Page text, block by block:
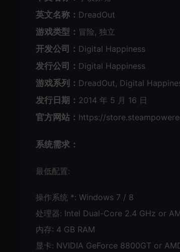
英文名称： DreadOut
游戏类型： 冒险, 独立
开发公司： Digital Happiness
发行公司： Digital Happiness
游戏系列： DreadOut, Digital
发行日期： 2014 年 5 月 16 日
官方网站： https://
系统需求：
最低配置:
操作系统 *: Windows 7 / 8
处理器: Intel Dual-Core 2.4 GHz or
内存: 4 GB RAM
显卡: NVIDIA GeForce 8800GT or